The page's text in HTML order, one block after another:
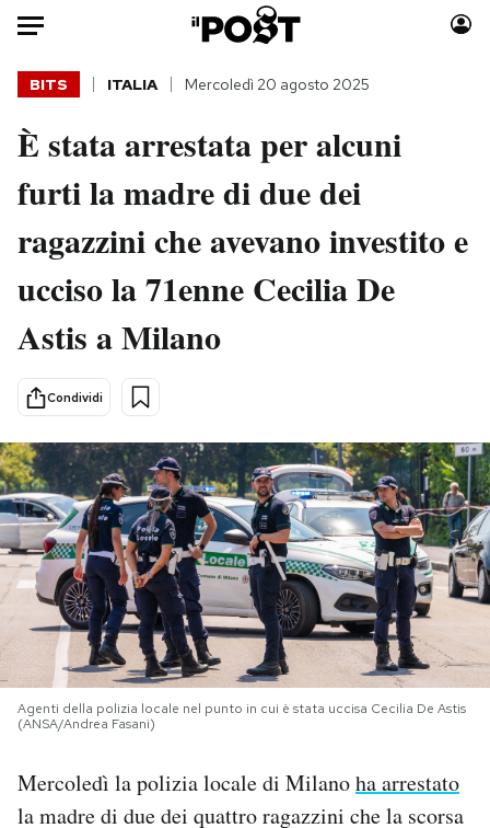
Auto
HOME
Italia
Politica
Tecnologia
Scienza
Economia
Consumismi
Storie/Idee
PODCAST
NEWSLETTER
I MIEI PREFERITI
CALENDARIO
BITS ITALIA Mercoledì 20 agosto 2025
È stata arrestata per alcuni
furti la madre di due dei
ragazzini che avevano investito e
ucciso la 71enne Cecilia De
Astis a Milano
Condividi
Agenti della polizia locale nel punto in cui è stata uccisa Cecilia De Astis
(ANSA/Andrea Fasani)
Mercoledì la polizia locale di Milanoha arrestato
la madre di due dei quattro ragazzini che la scorsa